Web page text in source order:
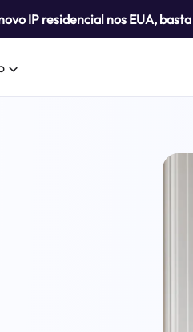
IP residencial nos EUA, basta